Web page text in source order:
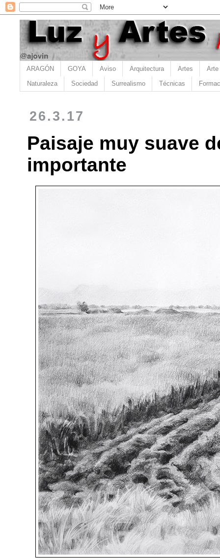
ARAGÓN GOYA Aviso Arquitectura Artes Arte
Naturaleza Sociedad Surrealismo Técnicas
26.3.17
Paisaje muy suave
importante